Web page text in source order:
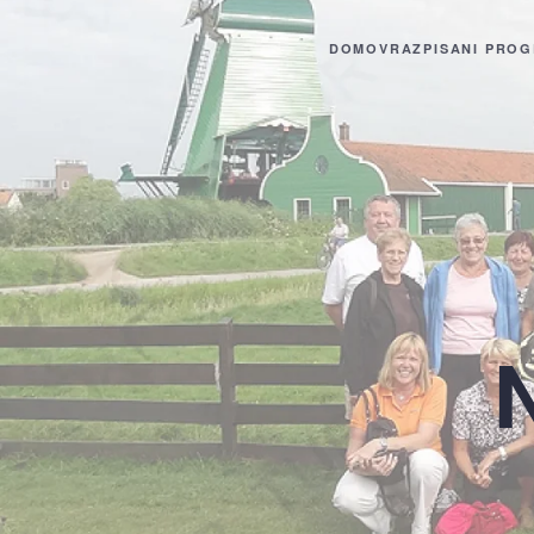
Skip to main content DOMOV RAZPISANI